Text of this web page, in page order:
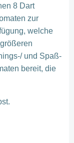
8 Dart
zur
welche
und Spaß-
bereit, die